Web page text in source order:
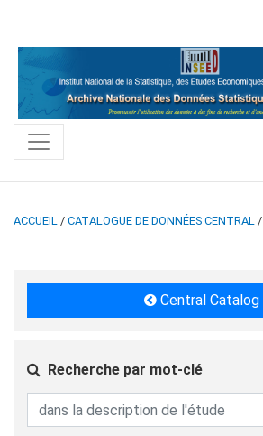
ACCUEIL / CATALOGUE DE DONNÉES CENTRAL /
Central Catalog
Recherche par mot-clé